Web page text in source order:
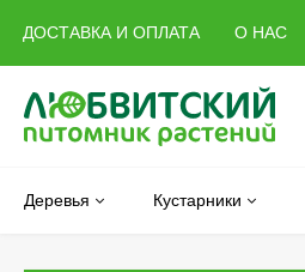
ДОСТАВКА И ОПЛАТА О НАС
Деревья Кустарники